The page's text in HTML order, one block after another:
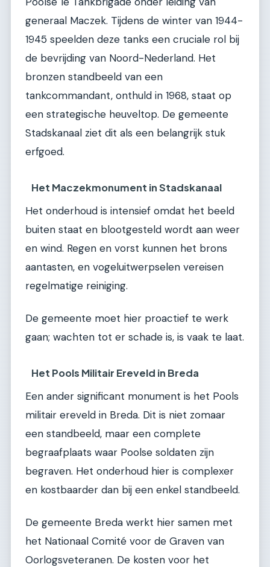
generaal Maczek. Tijdens de winter van 1944-
1945 speelden deze tanks een cruciale rol bij
de bevrijding van Noord-Nederland. Het
bronzen standbeeld van een
tankcommandant, onthuld in 1968, staat op
een strategische heuveltop. De gemeente
Stadskanaal ziet dit als een belangrijk stuk
erfgoed.
Het Maczekmonument in Stadskanaal
Het onderhoud is intensief omdat het beeld
buiten staat en blootgesteld wordt aan weer
en wind. Regen en vorst kunnen het brons
aantasten, en vogeluitwerpselen vereisen
regelmatige reiniging.
De gemeente moet hier proactief te werk
gaan; wachten tot er schade is, is vaak te laat.
Het Pools Militair Ereveld in Breda
Een ander significant monument is het Pools
militair ereveld in Breda. Dit is niet zomaar
een standbeeld, maar een complete
begraafplaats waar Poolse soldaten zijn
begraven. Het onderhoud hier is complexer
en kostbaarder dan bij een enkel standbeeld.
De gemeente Breda werkt hier samen met
het Nationaal Comité voor de Graven van
Oorlogsveteranen. De kosten voor het